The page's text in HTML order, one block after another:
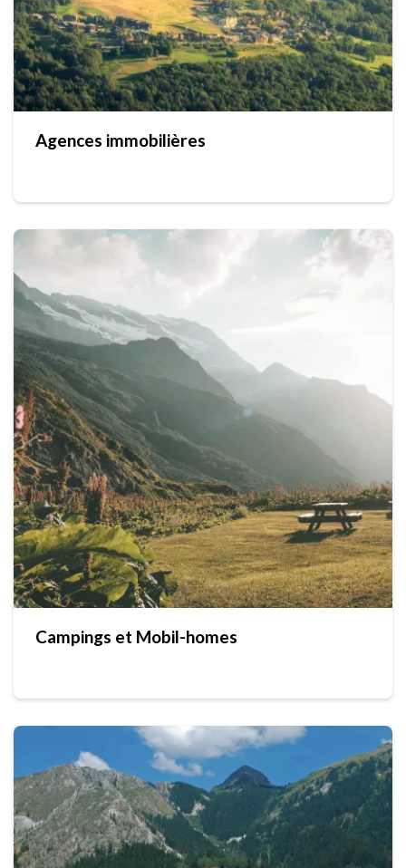
Agences immobilières
Campings et Mobil-homes